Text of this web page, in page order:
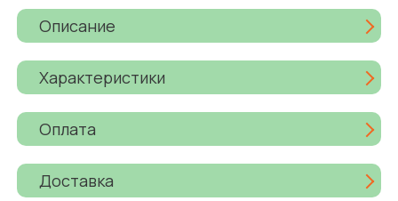
Описание
Характеристики
Оплата
Доставка